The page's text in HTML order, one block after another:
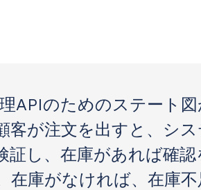
APIのためのステート
客が注文を出すと、シ
証し、在庫があれば確認
在庫がなければ、在庫不